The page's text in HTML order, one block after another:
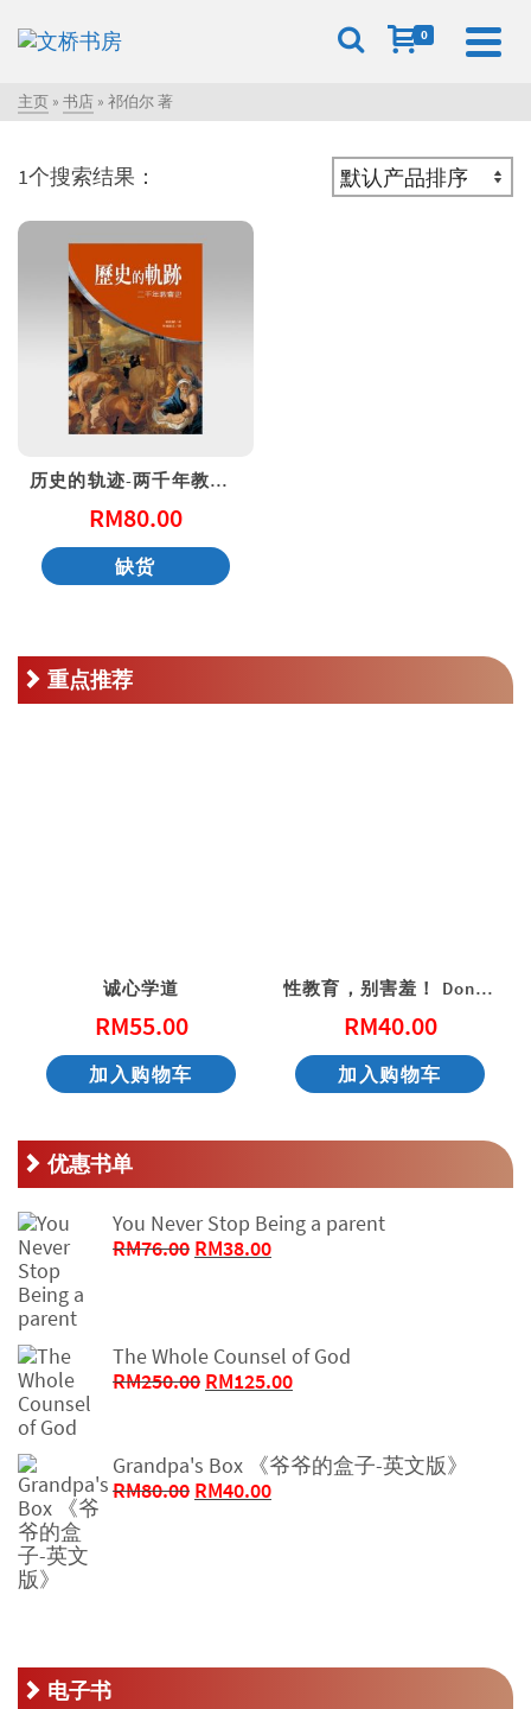
0
主页 » 书店 » 祁伯尔 著
1个搜索结果：
历史的轨迹-两千年教会史（精）
RM80.00
缺货
重点推荐
诚心学道
RM55.00
加入购物车
性教育，别害羞！ Don’t Be Shy: A Friendly Guide to Sex Education
RM40.00
加入购物车
优惠书单
You Never Stop Being a parent
RM76.00 原
RM38.00当
为：
RM38.00。
The Whole Counsel of God
RM250.00 原
RM250.00。
RM125.00当
格
为：
Grandpa's Box 《爷爷的盒子-英文版》
RM80.00 原
RM40.00当
电子书